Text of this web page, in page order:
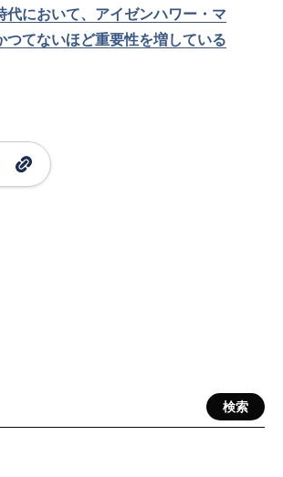
代において、アイゼンハワー・マ
つてないほど重要性を増している
検索